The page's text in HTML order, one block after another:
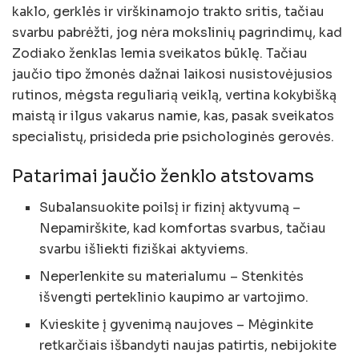
kaklo, gerklės ir virškinamojo trakto sritis, tačiau
svarbu pabrėžti, jog nėra mokslinių pagrindimų, kad
Zodiako ženklas lemia sveikatos būklę. Tačiau
jaučio tipo žmonės dažnai laikosi nusistovėjusios
rutinos, mėgsta reguliarią veiklą, vertina kokybišką
maistą ir ilgus vakarus namie, kas, pasak sveikatos
specialistų, prisideda prie psichologinės gerovės.
Patarimai jaučio ženklo atstovams
Subalansuokite poilsį ir fizinį aktyvumą –
Nepamirškite, kad komfortas svarbus, tačiau
svarbu išliekti fiziškai aktyviems.
Neperlenkite su materialumu – Stenkitės
išvengti perteklinio kaupimo ar vartojimo.
Kvieskite į gyvenimą naujoves – Mėginkite
retkarčiais išbandyti naujas patirtis, nebijokite